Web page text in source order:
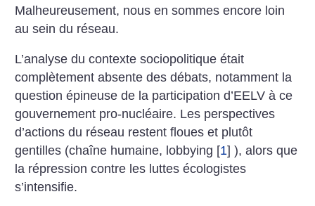
Malheureusement, nous en sommes encore loin
au sein du réseau.
L’analyse du contexte sociopolitique était
complètement absente des débats, notamment la
question épineuse de la participation d’EELV à ce
gouvernement pro-nucléaire. Les perspectives
d’actions du réseau restent floues et plutôt
gentilles (chaîne humaine, lobbying [1] ), alors que
la répression contre les luttes écologistes
s’intensifie.